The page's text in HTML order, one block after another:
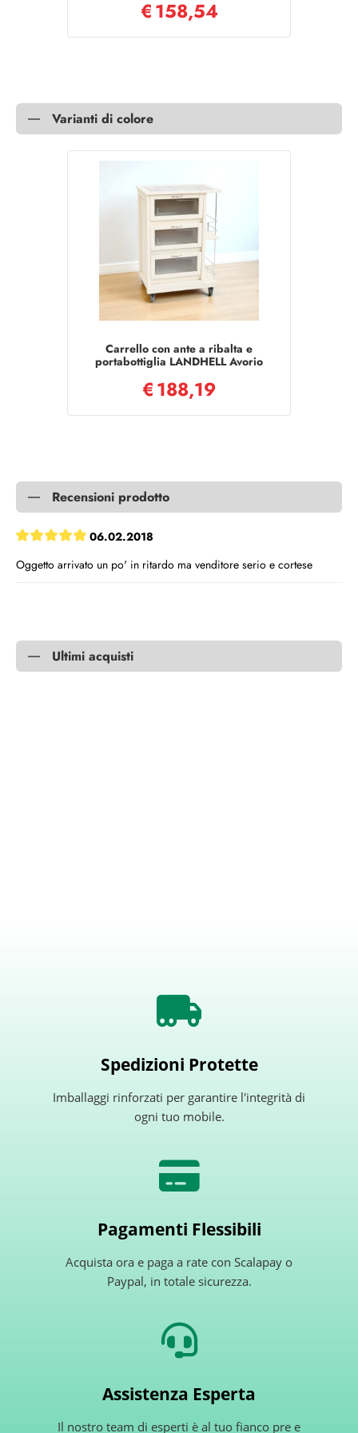
€158,54
Varianti di colore
Carrello con ante a ribalta e
portabottiglia LANDHELL Avorio
€188,19
Recensioni prodotto
06.02.2018
Oggetto arrivato un po' in ritardo ma venditore serio e cortese
Ultimi acquisti
Spedizioni Protette
Imballaggi rinforzati per garantire l'integrità di
ogni tuo mobile.
Pagamenti Flessibili
Acquista ora e paga a rate con Scalapay o
Paypal, in totale sicurezza.
Assistenza Esperta
Il nostro team di esperti è al tuo fianco pre e